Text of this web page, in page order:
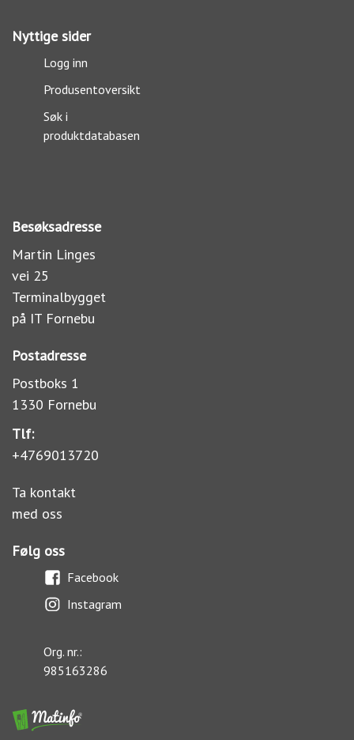
Nyttige sider
Logg inn
Produsentoversikt
Søk i
produktdatabasen
Besøksadresse
Martin Linges
vei 25
Terminalbygget
på IT Fornebu
Postadresse
Postboks 1
1330 Fornebu
Tlf:
+4769013720
Ta kontakt
med oss
Følg oss
Facebook
Instagram
Org. nr.:
985163286